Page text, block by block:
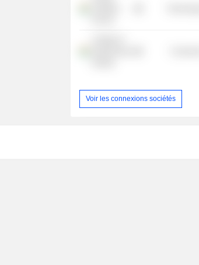
Voir les connexions sociétés